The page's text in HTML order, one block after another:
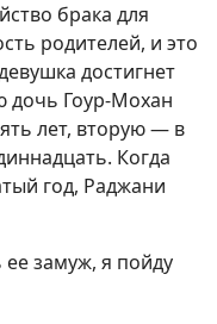
брака для
родителей, и это
достигнет
дочь Гоур-Мохан
лет, вторую — в
Когда
год, Раджани
замуж, я пойду